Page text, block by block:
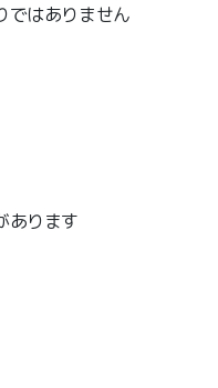
ではありません
あります